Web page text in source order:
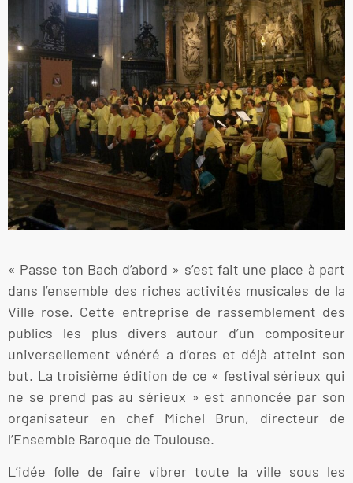
« Passe ton Bach d’abord » s’est fait une place à part
dans l’ensemble des riches activités musicales de la
Ville rose. Cette entreprise de rassemblement des
publics les plus divers autour d’un compositeur
universellement vénéré a d’ores et déjà atteint son
but. La troisième édition de ce « festival sérieux qui
ne se prend pas au sérieux » est annoncée par son
organisateur en chef Michel Brun, directeur de
l’Ensemble Baroque de Toulouse.
L’idée folle de faire vibrer toute la ville sous les